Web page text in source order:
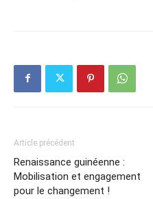
Article précédent
Renaissance guinéenne :
Mobilisation et engagement
pour le changement !